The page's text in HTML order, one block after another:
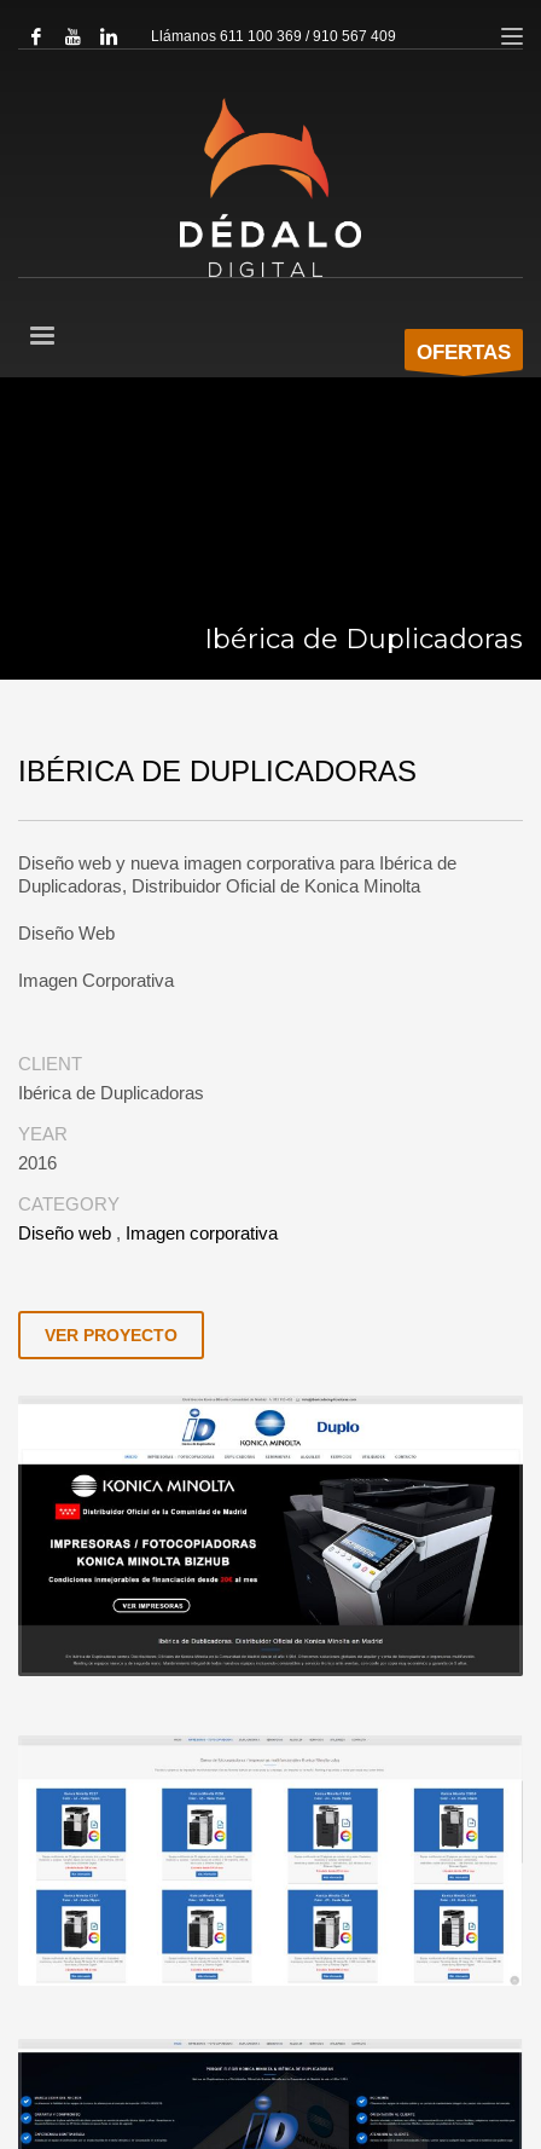
Llámanos 611 100 369 / 910 567 409
OFERTAS
Ibérica de Duplicadoras
IBÉRICA DE DUPLICADORAS
Diseño web y nueva imagen corporativa para Ibérica de
Duplicadoras, Distribuidor Oficial de Konica Minolta
Diseño Web
Imagen Corporativa
CLIENT
Ibérica de Duplicadoras
YEAR
2016
CATEGORY
Diseño web , Imagen corporativa
VER PROYECTO